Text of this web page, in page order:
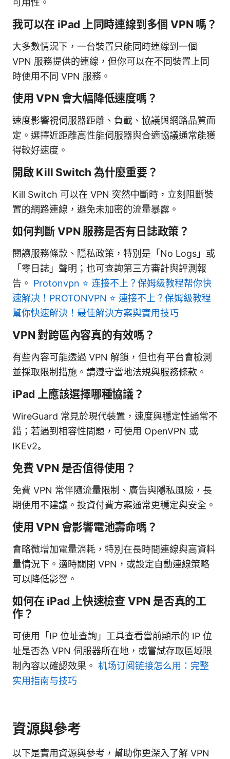
我可以在 iPad 上同時連線到多個 VPN 嗎？
大多數情況下，一台裝置只能同時連線到一個
VPN 服務提供的連線，但你可以在不同裝置上同
時使用不同 VPN 服務。
使用 VPN 會大幅降低速度嗎？
速度影響視伺服器距離、負載、協議與網路品質而
定。選擇近距離高性能伺服器與合適協議通常能獲
得較好速度。
開啟 Kill Switch 為什麼重要？
Kill Switch 可以在 VPN 突然中斷時，立刻阻斷裝
置的網路連線，避免未加密的流量暴露。
如何判斷 VPN 服務是否有日誌政策？
閱讀服務條款、隱私政策，特別是「No Logs」或
「零日誌」聲明；也可查詢第三方審計與評測報
告。 Protonvpn ⭐ 连接不上？保姆级教程帮你快
速解决！PROTONVPN ⭐ 連接不上？保姆級教程
幫你快速解決！最佳解決方案與實用技巧
VPN 對跨區內容真的有效嗎？
有些內容可能透過 VPN 解鎖，但也有平台會檢測
並採取限制措施。請遵守當地法規與服務條款。
iPad 上應該選擇哪種協議？
WireGuard 常見於現代裝置，速度與穩定性通常不
錯；若遇到相容性問題，可使用 OpenVPN 或
IKEv2。
免費 VPN 是否值得使用？
免費 VPN 常伴隨流量限制、廣告與隱私風險，長
期使用不建議。投資付費方案通常更穩定與安全。
使用 VPN 會影響電池壽命嗎？
會略微增加電量消耗，特別在長時間連線與高資料
量情況下。適時關閉 VPN，或設定自動連線策略
可以降低影響。
如何在 iPad 上快速檢查 VPN 是否真的工
作？
可使用「IP 位址查詢」工具查看當前顯示的 IP 位
址是否為 VPN 伺服器所在地，或嘗試存取區域限
制內容以確認效果。 机场订阅链接怎么用：完整
实用指南与技巧
資源與參考
以下是實用資源與參考，幫助你更深入了解 VPN